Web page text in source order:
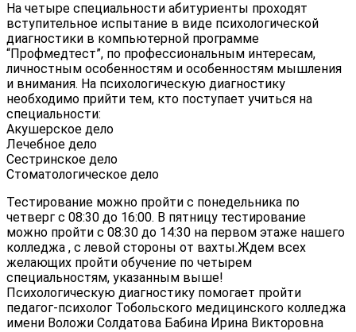
На четыре специальности абитуриенты проходят
вступительное испытание в виде психологической
диагностики в компьютерной программе
“Профмедтест”, по профессиональным интересам,
личностным особенностям и особенностям мышления
и внимания. На психологическую диагностику
необходимо прийти тем, кто поступает учиться на
специальности:
Акушерское дело
Лечебное дело
Сестринское дело
Стоматологическое дело
Тестирование можно пройти с понедельника по
четверг с 08:30 до 16:00. В пятницу тестирование
можно пройти с 08:30 до 14:30 на первом этаже нашего
колледжа , с левой стороны от вахты.Ждем всех
желающих пройти обучение по четырем
специальностям, указанным выше!
Психологическую диагностику помогает пройти
педагог-психолог Тобольского медицинского колледжа
имени Воложи Солдатова Бабина Ирина Викторовна